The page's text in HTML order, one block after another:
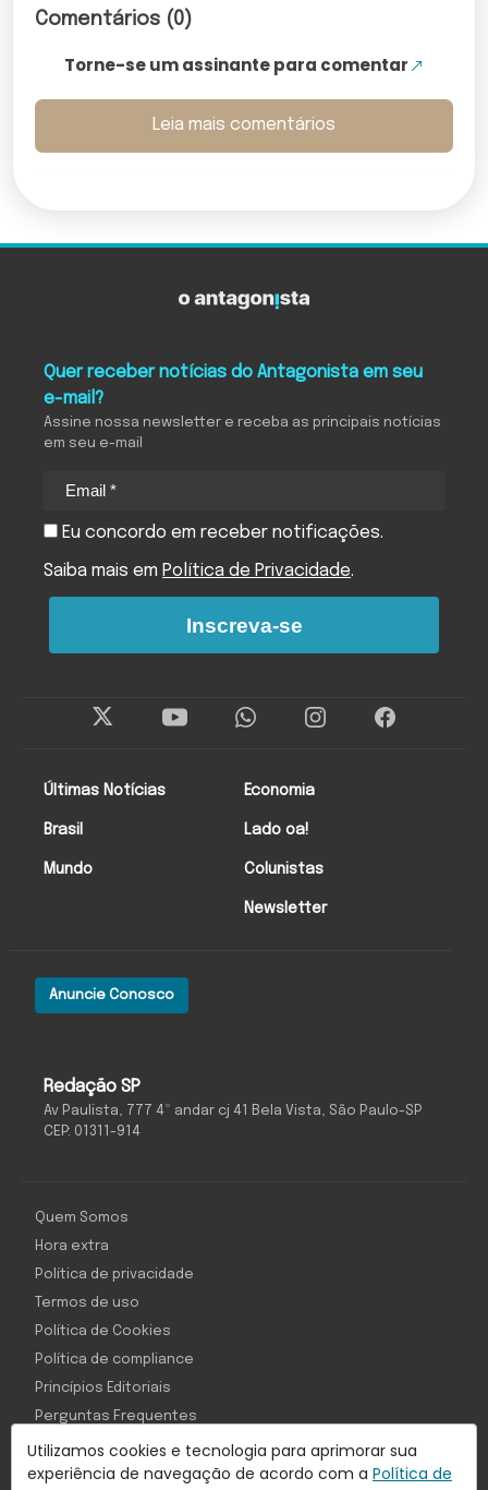
Comentários (0)
Torne-se um assinante para comentar
Leia mais comentários
Utilizamos cookies e tecnologia para aprimorar sua
experiência de navegação de acordo com a Política de
Redação SP
Av Paulista, 777 4º andar cj 41 Bela Vista, São Paulo-SP
CEP: 01311-914
Anuncie Conosco
Últimas Notícias
Brasil
Mundo
Economia
Lado oa!
Colunistas
Newsletter
Quer receber notícias do Antagonista em seu
e-mail?
Assine nossa newsletter e receba as principais notícias
em seu e-mail
Eu concordo em receber notificações.
Saiba mais em Política de Privacidade.
Inscreva-se
Quem Somos
Hora extra
Política de privacidade
Termos de uso
Política de Cookies
Política de compliance
Princípios Editoriais
Perguntas Frequentes